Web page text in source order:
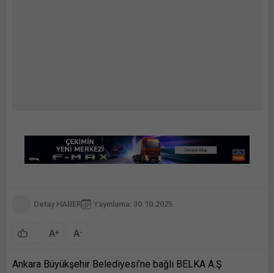
Detay HABER Yayınlama: 30.10.2025
A+ A-
Ankara Büyükşehir Belediyesi’ne bağlı BELKA A.Ş